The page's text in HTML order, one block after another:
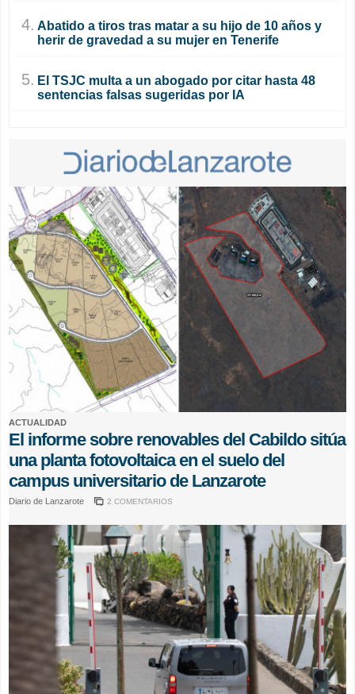
4. Abatido a tiros tras matar a su hijo de 10 años y
herir de gravedad a su mujer en Tenerife
5. El TSJC multa a un abogado por citar hasta 48
sentencias falsas sugeridas por IA
ACTUALIDAD
El informe sobre renovables del Cabildo sitúa
una planta fotovoltaica en el suelo del
campus universitario de Lanzarote
Diario de Lanzarote 2 COMENTARIOS